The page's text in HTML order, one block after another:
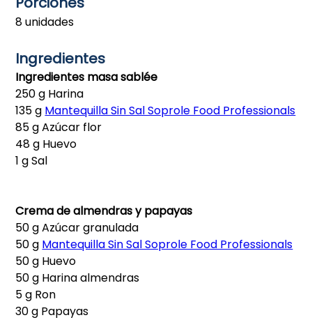
8 unidades
Ingredientes
Ingredientes masa sablée
250 g Harina
135 g Mantequilla Sin Sal Soprole Food Professionals
85 g Azúcar flor
48 g Huevo
1 g Sal
Crema de almendras y papayas
50 g Azúcar granulada
50 g Mantequilla Sin Sal Soprole Food Professionals
50 g Huevo
50 g Harina almendras
5 g Ron
30 g Papayas